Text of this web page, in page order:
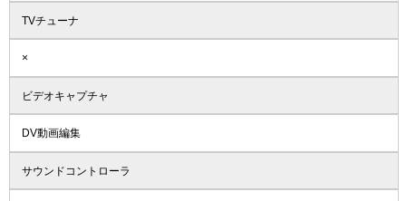
TVチューナ
×
ビデオキャプチャ
DV動画編集
サウンドコントローラ